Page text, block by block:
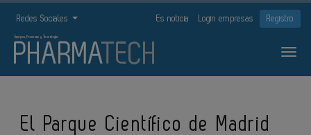
Redes Sociales Es noticia Login empresas Registro
El Parque Científico de Madrid